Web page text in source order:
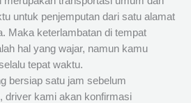
untuk penjemputan dari satu alamat
Maka keterlambatan di tempat
hal yang wajar, namun kamu
tepat waktu.
bersiap satu jam sebelum
driver kami akan konfirmasi